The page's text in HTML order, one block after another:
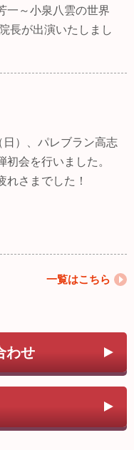
一～小泉八雲の世界
長が出演いたしまし
日）、パレブラン高志
初会を行いました。
れさまでした！
一覧はこちら
わせ